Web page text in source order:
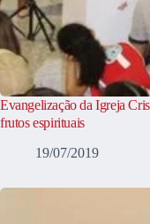
Evangelização da Igreja
frutos espirituais
19/07/2019